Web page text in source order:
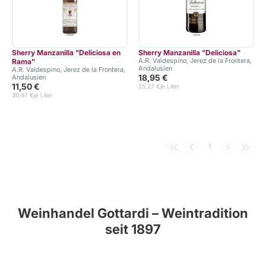
Sherry Manzanilla "Deliciosa en
Rama"
A.R. Valdespino, Jerez de la Frontera,
Andalusien
11,50 €
je Liter
30,67 €
Sherry Manzanilla "Deliciosa"
A.R. Valdespino, Jerez de la Frontera,
Andalusien
18,95 €
je Liter
25,27 €
1
Weinhandel Gottardi – Weintradition
seit 1897